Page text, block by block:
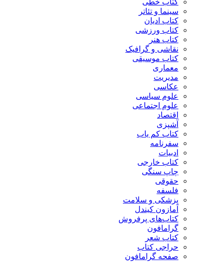
کتاب خطی
سینما و تئاتر
کتاب ادیان
کتاب ورزشی
کتاب هنر
نقاشی و گرافیک
کتاب موسیقی
معماری
مدیریت
عکاسی
علوم سیاسی
علوم اجتماعی
اقتصاد
آشپزی
کتاب کم یاب
سفرنامه
ادبیات
کتاب خارجی
چاپ سنگی
حقوقی
فلسفه
پزشکی و سلامت
آمازون کیندل
کتاب‌های پرفروش
گرامافون
کتاب شعر
حراجی کتاب
صفحه گرامافون